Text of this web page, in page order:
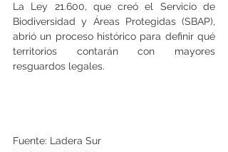
La Ley 21.600, que creó el Servicio de
Biodiversidad y Áreas Protegidas (SBAP),
abrió un proceso histórico para definir qué
territorios contarán con mayores
resguardos legales.
Fuente: Ladera Sur